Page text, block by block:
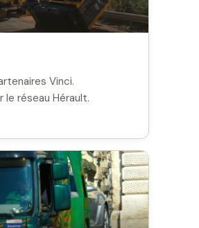
Vinci.
le réseau Hérault.